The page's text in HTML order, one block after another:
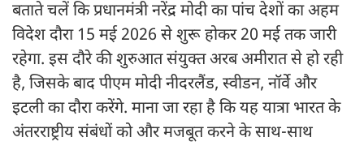
बताते चलें कि प्रधानमंत्री नरेंद्र मोदी का पांच देशों का अहम
विदेश दौरा 15 मई 2026 से शुरू होकर 20 मई तक जारी
रहेगा. इस दौरे की शुरुआत संयुक्त अरब अमीरात से हो रही
है, जिसके बाद पीएम मोदी नीदरलैंड, स्वीडन, नॉर्वे और
इटली का दौरा करेंगे. माना जा रहा है कि यह यात्रा भारत के
अंतरराष्ट्रीय संबंधों को और मजबूत करने के साथ-साथ